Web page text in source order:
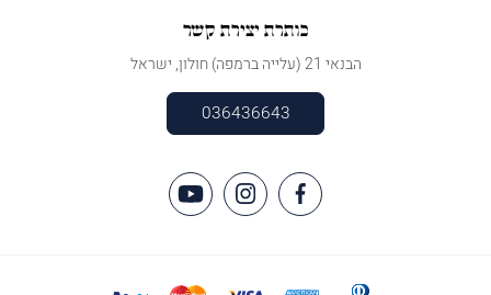
כותרת יצירת קשר
הבנאי 21 (עלייה ברמפה) חולון, ישראל
036436643